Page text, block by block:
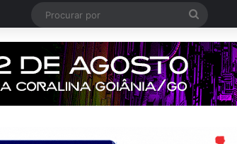
Procurar
por